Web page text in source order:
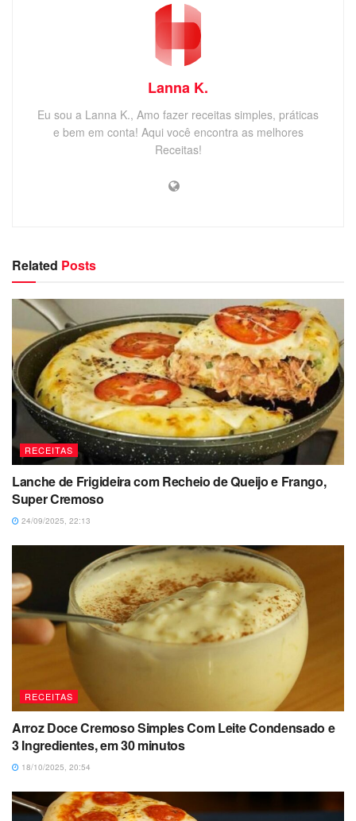
Lanna K.
Eu sou a Lanna K., Amo fazer receitas simples, práticas
e bem em conta! Aqui você encontra as melhores
Receitas!
Related Posts
RECEITAS
Lanche de Frigideira com Recheio de Queijo e Frango,
Super Cremoso
24/09/2025, 22:13
RECEITAS
Arroz Doce Cremoso Simples Com Leite Condensado e
3 Ingredientes, em 30 minutos
18/10/2025, 20:54